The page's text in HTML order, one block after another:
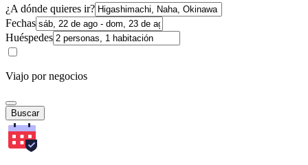
¿A dónde quieres ir?
Fechas
Huéspedes
Viajo por negocios
Buscar